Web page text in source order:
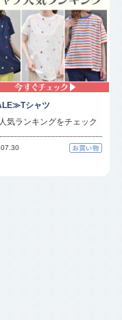
シャツ
気ランキングをチェック